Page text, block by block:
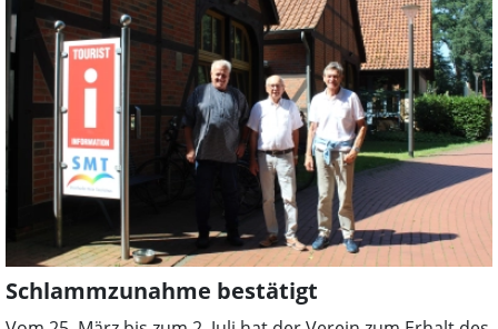
den Ehrenamtlichen.
Schlammzunahme bestätigt